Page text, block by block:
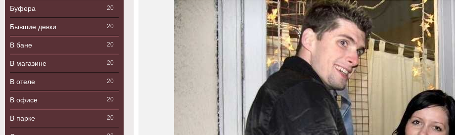
Буфера 20
Бывшие девки 20
В бане 20
В магазине 20
В отеле 20
В офисе 20
В парке 20